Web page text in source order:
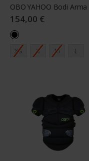
154,00 €
XS S M L